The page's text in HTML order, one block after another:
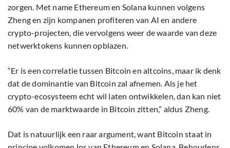
zorgen. Met name Ethereum en Solana kunnen volgens
Zheng en zijn kompanen profiteren van AI en andere
crypto-projecten, die vervolgens weer de waarde van deze
netwerktokens kunnen opblazen.
“Er is een correlatie tussen Bitcoin en altcoins, maar ik denk
dat de dominantie van Bitcoin zal afnemen. Als je het
crypto-ecosysteem echt wil laten ontwikkelen, dan kan niet
60% van de marktwaarde in Bitcoin zitten,” aldus Zheng.
Dat is natuurlijk een raar argument, want Bitcoin staat in